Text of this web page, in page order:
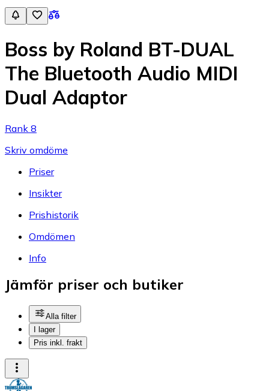
Boss by Roland BT-DUAL
The Bluetooth Audio MIDI
Dual Adaptor
Rank 8
Skriv omdöme
Priser
Insikter
Prishistorik
Omdömen
Info
Jämför priser och butiker
Alla filter
I lager
Pris inkl. frakt